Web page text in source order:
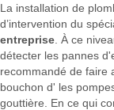
La installation de
d’intervention du
entreprise . À ce
détecter les pannes
recommandé de faire
bouchon d' les
gouttière. En ce qui